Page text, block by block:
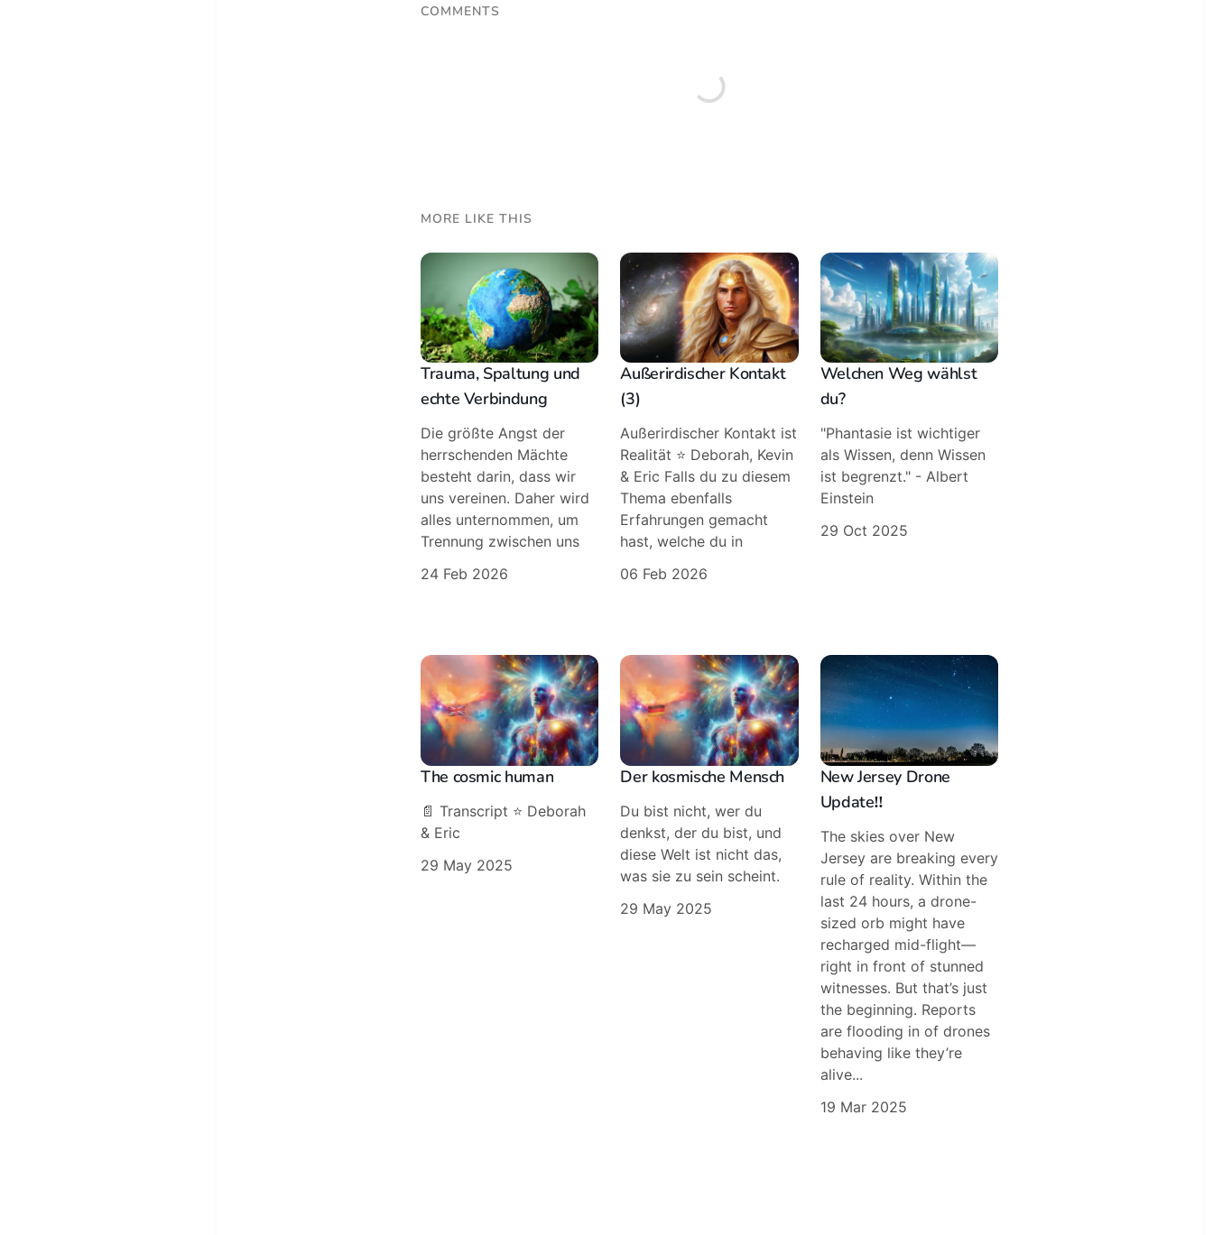
COMMENTS
MORE LIKE THIS
Trauma, Spaltung und
echte Verbindung
Die größte Angst der
herrschenden Mächte
besteht darin, dass wir
uns vereinen. Daher wird
alles unternommen, um
Trennung zwischen uns
24 Feb 2026
Außerirdischer Kontakt
(3)
Außerirdischer Kontakt ist
Realität ⭐️ Deborah, Kevin
& Eric Falls du zu diesem
Thema ebenfalls
Erfahrungen gemacht
hast, welche du in
06 Feb 2026
Welchen Weg wählst
du?
"Phantasie ist wichtiger
als Wissen, denn Wissen
ist begrenzt." - Albert
Einstein
29 Oct 2025
The cosmic human
📄 Transcript ⭐️ Deborah
& Eric
29 May 2025
Der kosmische Mensch
Du bist nicht, wer du
denkst, der du bist, und
diese Welt ist nicht das,
was sie zu sein scheint.
29 May 2025
New Jersey Drone
Update‼️
The skies over New
Jersey are breaking every
rule of reality. Within the
last 24 hours, a drone-
sized orb might have
recharged mid-flight—
right in front of stunned
witnesses. But that’s just
the beginning. Reports
are flooding in of drones
behaving like they’re
alive...
19 Mar 2025